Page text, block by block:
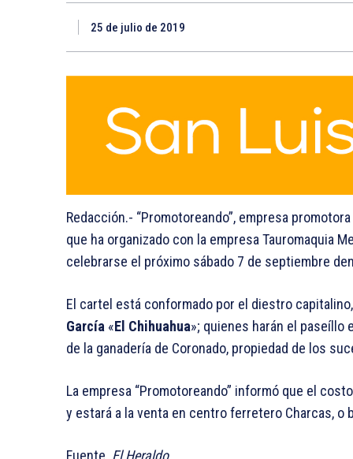
25 de julio de 2019
Redacción.- “Promotoreando”, empresa
que ha organizado con la empresa Tauromaquia
celebrarse el próximo sábado 7 de septiembre
El cartel está conformado por el diestro
García «El Chihuahua»; quienes harán el paseíllo
de la ganadería de Coronado, propiedad de los
La empresa “Promotoreando” informó que el
y estará a la venta en centro ferretero Charcas, o
Fuente. El Heraldo